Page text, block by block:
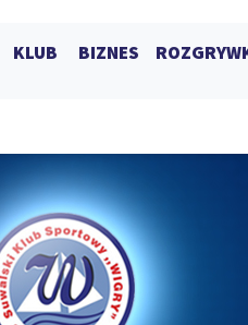
KLUB BIZNES